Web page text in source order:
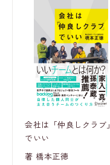
会社は「仲良しクラブ」
でいい
著 橋本正徳